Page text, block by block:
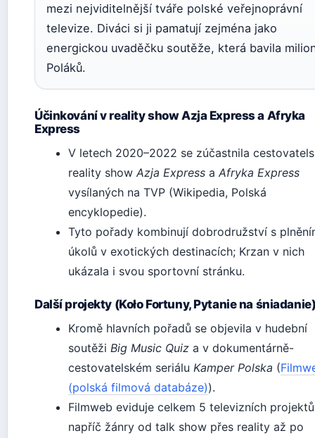
mezi nejviditelnější tváře polské veřejnoprávní
televize. Diváci si ji pamatují zejména jako
energickou uvaděčku soutěže, která bavila
Poláků.
Účinkování v reality show Azja Express a Afryka
Express
V letech 2020–2022 se zúčastnila
reality show Azja Express a Afryka Express
vysílaných na TVP (Wikipedia, Polská
encyklopedie).
Tyto pořady kombinují dobrodružství s
úkolů v exotických destinacích; Krzan v nich
ukázala i svou sportovní stránku.
Další projekty (Koło Fortuny, Pytanie na
Kromě hlavních pořadů se objevila v hudební
soutěži Big Music Quiz a v dokumentárně-
cestovatelském seriálu Kamper Polska (
(polská filmová databáze)).
Filmweb eviduje celkem 5 televizních
napříč žánry od talk show přes reality až po